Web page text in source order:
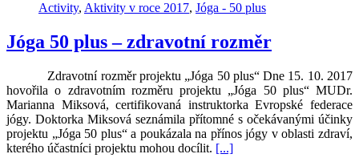
Activity, Aktivity v roce 2017, Jóga - 50 plus
Jóga 50 plus – zdravotní rozměr
Zdravotní rozměr projektu „Jóga 50 plus“ Dne 15. 10. 2017
hovořila o zdravotním rozměru projektu „Jóga 50 plus“ MUDr.
Marianna Miksová, certifikovaná instruktorka Evropské federace
jógy. Doktorka Miksová seznámila přítomné s očekávanými účinky
projektu „Jóga 50 plus“ a poukázala na přínos jógy v oblasti zdraví,
kterého účastníci projektu mohou docílit. [...]